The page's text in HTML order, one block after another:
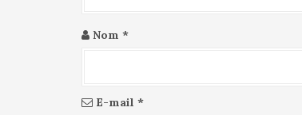
e Nom *
E-mail *